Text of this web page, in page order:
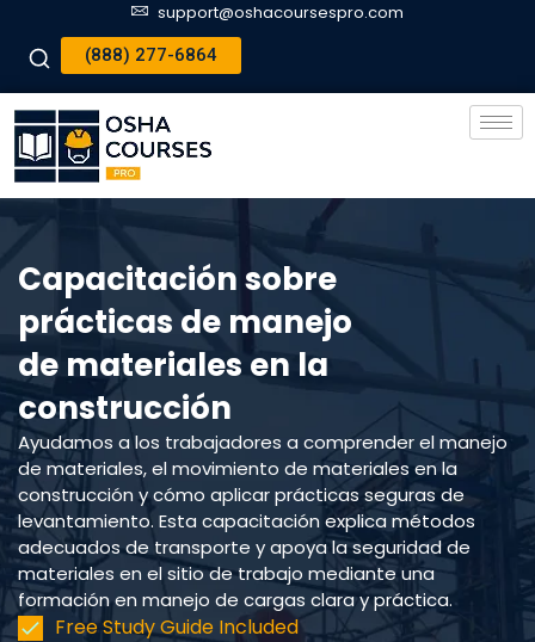
support@oshacoursespro.com
(888) 277-6864
Capacitación sobre
prácticas de manejo
de materiales en la
construcción
Ayudamos a los trabajadores a comprender el manejo
de materiales, el movimiento de materiales en la
construcción y cómo aplicar prácticas seguras de
levantamiento. Esta capacitación explica métodos
adecuados de transporte y apoya la seguridad de
materiales en el sitio de trabajo mediante una
formación en manejo de cargas clara y práctica.
Free Study Guide Included